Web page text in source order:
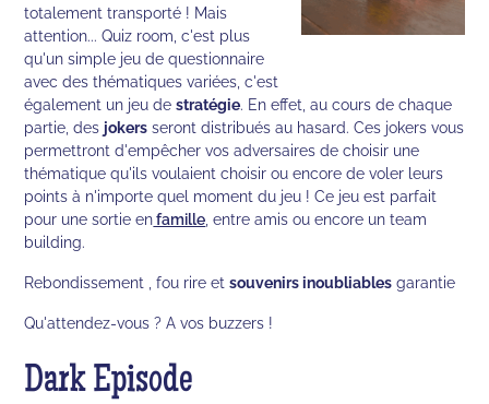
totalement transporté ! Mais
attention... Quiz room, c'est plus
qu'un simple jeu de questionnaire
avec des thématiques variées, c'est
également un jeu destratégie. En effet, au cours de chaque
partie, des jokers seront distribués au hasard. Ces jokers vous
permettront d'empêcher vos adversaires de choisir une
thématique qu'ils voulaient choisir ou encore de voler leurs
points à n'importe quel moment du jeu ! Ce jeu est parfait
pour une sortie enfamille , entre amis ou encore un team
building.
Rebondissement , fou rire etsouvenirs inoubliables garantie
Qu'attendez-vous ? A vos buzzers !
Dark Episode